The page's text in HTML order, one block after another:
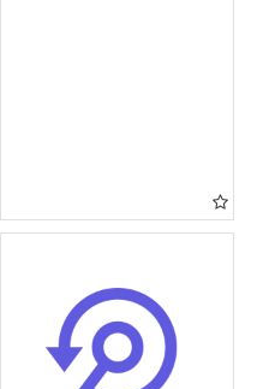
Raczyński! Schen
Bibliothek).